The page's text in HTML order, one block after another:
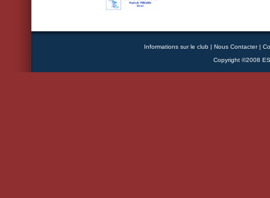
Informations sur le club | Nous Contacter|
Copyright ©2008